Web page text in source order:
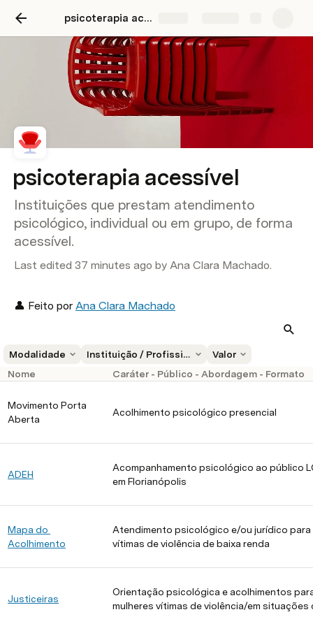
psicoterapia acessível
psicoterapia acessível
Instituições que prestam atendimento
psicológico, individual ou em grupo, de forma
acessível.
Last edited 37 minutes ago by Ana Clara Machado.
👤 Feito por Ana Clara Machado
Modalidade Instituição / Profissional
Valor
Nome
Caráter - Público - Abordagem - Formato
Movimento Porta
Aberta
Acolhimento psicológico presencial
ADEH
Acompanhamento psicológico ao público
em Florianópolis
Mapa do
Acolhimento
Atendimento psicológico e/ou jurídico para
vítimas de violência de baixa renda
Justiceiras
Orientação psicológica e acolhimentos
mulheres vítimas de violência/em situações